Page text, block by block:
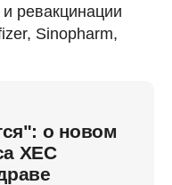
ревакцинации
Sinopharm,
о новом
ХЕС